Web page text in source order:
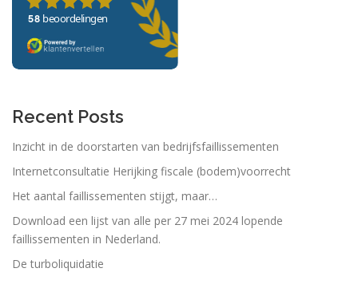
Recent Posts
Inzicht in de doorstarten van bedrijfsfaillissementen
Internetconsultatie Herijking fiscale (bodem)voorrecht
Het aantal faillissementen stijgt, maar…
Download een lijst van alle per 27 mei 2024 lopende
faillissementen in Nederland.
De turboliquidatie